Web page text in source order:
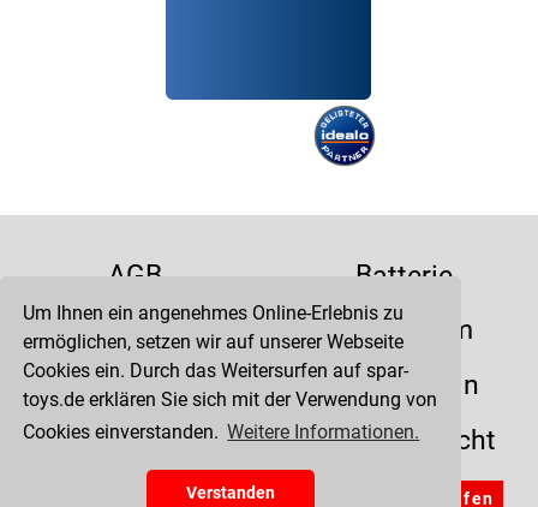
Um Ihnen ein angenehmes Online-Erlebnis zu
ermöglichen, setzen wir auf unserer Webseite
Cookies ein. Durch das Weitersurfen auf spar-
toys.de erklären Sie sich mit der Verwendung von
Cookies einverstanden. Weitere Informationen.
Verstanden
AGB
Batterie
Datenschutz
Impressum
Kontakt
Liefertermin
Versandkosten
Widerrufsrecht